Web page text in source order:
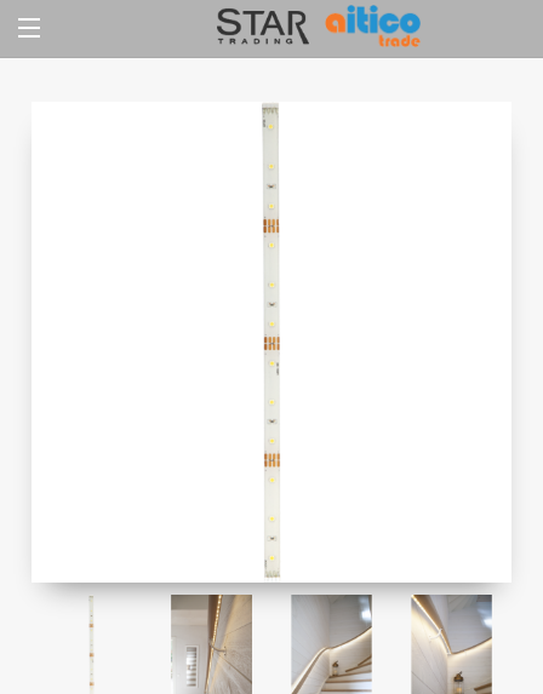
Jump